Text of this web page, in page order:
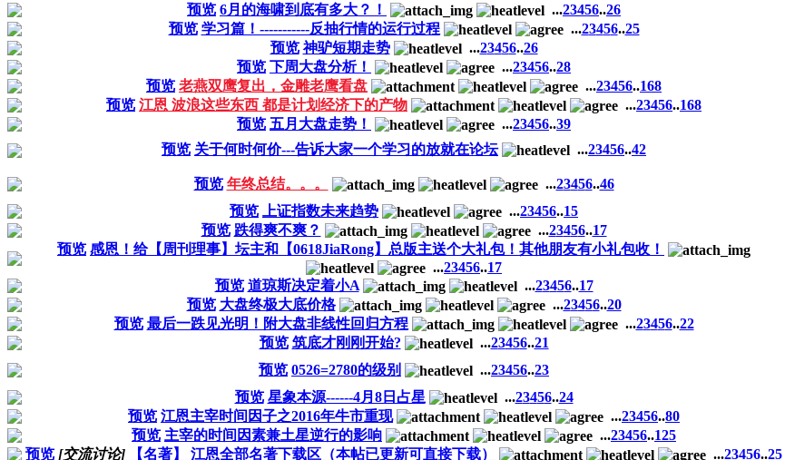
预览 6月的海啸到底有多大？！ ...23456..26
预览 学习篇！-----------反抽行情的运行过程 ...23456..25
预览 神驴短期走势 ...23456..26
预览 下周大盘分析！ ...23456..28
预览 老燕双鹰复出，金雕老鹰看盘 ...23456..168
预览 江恩 波浪这些东西 都是计划经济下的产物 ...23456..168
预览 五月大盘走势！ ...23456..39
预览 关于何时何价---告诉大家一个学习的放就在论坛 ...23456..42
预览 年终总结。。。 ...23456..46
预览
上证指数未来趋势 ...23456..15
预览 跌得爽不爽？ ...23456..17
预览 感恩！给【周刊理事】坛主和【0618JiaRong】总版主送个大礼包！其他朋友有小礼包收！
...23456..17
预览 道琼斯决定着小A ...23456..17
预览 大盘终极大底价格 ...23456..20
预览 最后一跌见光明！附大盘非线性回归方程 ...23456..22
预览 筑底才刚刚开始? ...23456..21
预览 0526=2780的级别 ...23456..23
预览 星象本源------4月8日占星 ...23456..24
预览 江恩主宰时间因子之2016年牛市重现 ...23456..80
预览 主宰的时间因素兼土星逆行的影响 ...23456..125
预览 [交流讨论] 【名著】 江恩全部名著下载区（本帖已更新可直接下载） ...23456..25